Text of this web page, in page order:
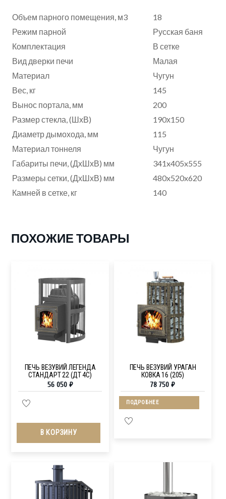
Объем парного помещения, м3
18
Режим парной
Русская баня
Комплектация
В сетке
Вид дверки печи
Малая
Материал
Чугун
Вес, кг
145
Вынос портала, мм
200
Размер стекла, (ШхВ)
190х150
Диаметр дымохода, мм
115
Материал тоннеля
Чугун
Габариты печи, (ДхШхВ) мм
341x405x555
Размеры сетки, (ДхШхВ) мм
480x520x620
Камней в сетке, кг
140
ПОХОЖИЕ ТОВАРЫ
ПЕЧЬ ВЕЗУВИЙ ЛЕГЕНДА
СТАНДАРТ 22 (ДТ 4С)
56 050 ₽
В КОРЗИНУ
ПЕЧЬ ВЕЗУВИЙ УРАГАН
КОВКА 16 (205)
78 750₽
ПОДРОБНЕЕ